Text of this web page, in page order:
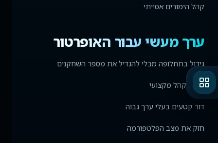
קהל הימורים אסייתי
ערך מעשי עבור האופרטור
גידול בתחלופה מבלי להגדיל את מספר השחקנים
מושך קהל מקצועי
דור קטעים בעלי ערך גבוה
חזק את מצב הפלטפורמה